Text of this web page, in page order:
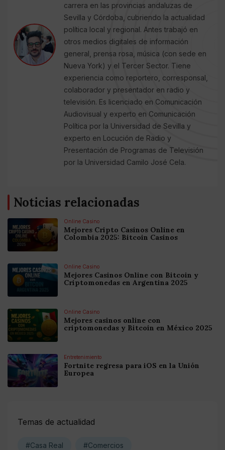
carrera en las provincias andaluzas de
Sevilla y Córdoba, cubriendo la actualidad
política local y regional. Antes trabajó en
otros medios digitales de información
general, prensa rosa, música (con sede en
Nueva York) y el Tercer Sector. Tiene
experiencia como reportero, corresponsal,
colaborador y presentador en radio y
televisión. Es licenciado en Comunicación
Audiovisual y experto en Comunicación
Política por la Universidad de Sevilla y
experto en Locución de Radio y
Presentación de Programas de Televisión
por la Universidad Camilo José Cela.
Noticias relacionadas
Online Casino
Mejores Cripto Casinos Online en
Colombia 2025: Bitcoin Casinos
Online Casino
Mejores Casinos Online con Bitcoin y
Criptomonedas en Argentina 2025
Online Casino
Mejores casinos online con
criptomonedas y Bitcoin en México 2025
Entretenimiento
Fortnite regresa para iOS en la Unión
Europea
Temas de actualidad
#Casa Real #Comercios